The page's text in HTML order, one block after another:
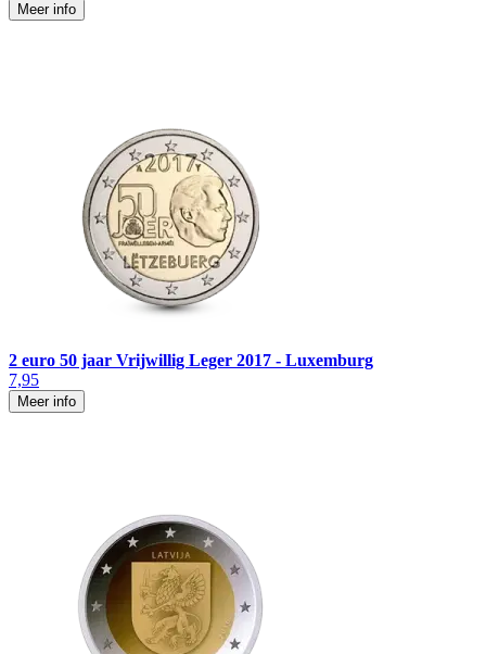
Meer info
2 euro 50 jaar Vrijwillig Leger 2017 - Luxemburg
7,95
Meer info